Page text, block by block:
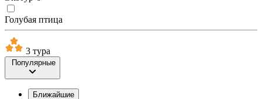
Голубая птица
3 тура
Популярные
Ближайшие